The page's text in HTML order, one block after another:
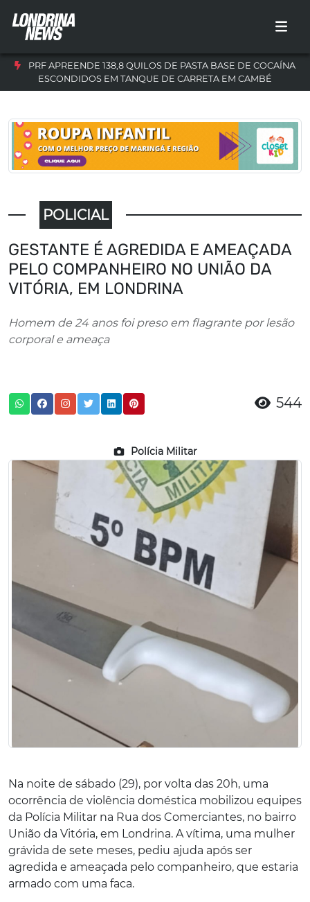
PRF APREENDE 138,8 QUILOS DE PASTA BASE DE COCAÍNA
ESCONDIDOS EM TANQUE DE CARRETA EM CAMBÉ
POLICIAL
GESTANTE É AGREDIDA E AMEAÇADA
PELO COMPANHEIRO NO UNIÃO DA
VITÓRIA, EM LONDRINA
Homem de 24 anos foi preso em flagrante por lesão
corporal e ameaça
544
Polícia Militar
Na noite de sábado (29), por volta das 20h, uma
ocorrência de violência doméstica mobilizou equipes
da Polícia Militar na Rua dos Comerciantes, no bairro
União da Vitória, em Londrina. A vítima, uma mulher
grávida de sete meses, pediu ajuda após ser
agredida e ameaçada pelo companheiro, que estaria
armado com uma faca.